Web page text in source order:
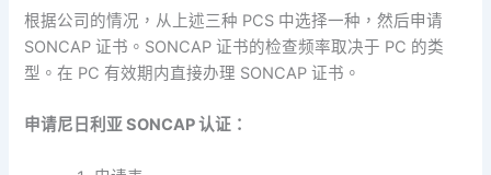
根据公司的情况，从上述三种 PCS 中选择一种，然后申请
SONCAP 证书。SONCAP 证书的检查频率取决于 PC 的类
型。在 PC 有效期内直接办理 SONCAP 证书。
申请尼日利亚 SONCAP 认证：